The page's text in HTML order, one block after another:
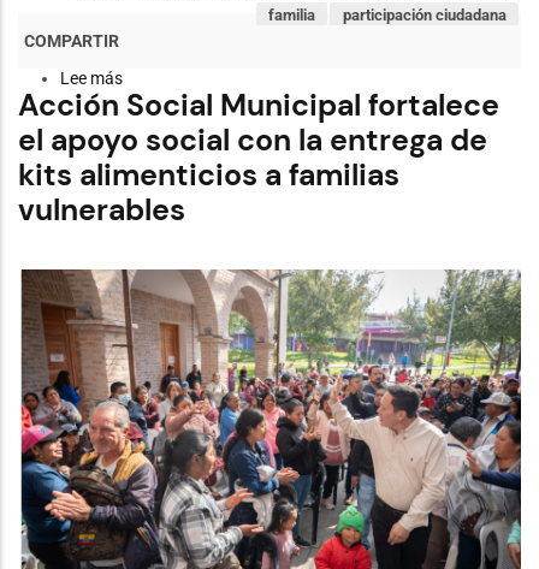
participación ciudadana
familia
Lee más
Festival
de
la
Fanesca
con
ganador
tradición
gastronómica
que
posiciona
a
los
mercados
de
Cuenca
Acción Social Municipal fortalece
el apoyo social con la entrega de
kits alimenticios a familias
vulnerables